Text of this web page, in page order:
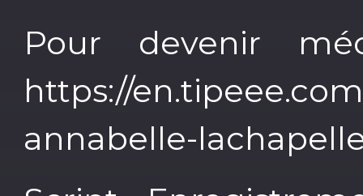
Pour devenir
https://
annabelle-